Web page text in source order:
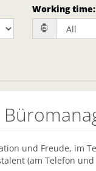
Working time:
und Freude, im
(am Telefon